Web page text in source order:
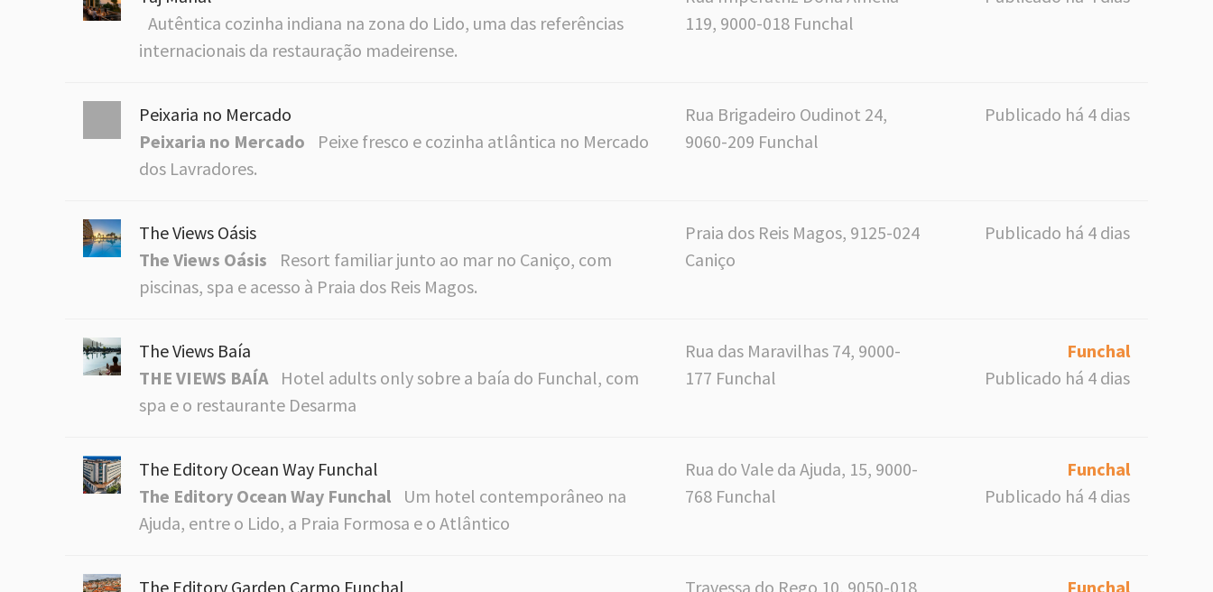
Autêntica cozinha indiana na zona do Lido, uma das referências
internacionais da restauração madeirense.
119, 9000-018 Funchal
Peixaria no Mercado
Peixaria no Mercado
Peixe fresco e cozinha atlântica no Mercado
dos Lavradores.
Rua Brigadeiro Oudinot 24,
9060-209 Funchal
Publicado há 4 dias
The Views Oásis
The Views Oásis
Resort familiar junto ao mar no Caniço, com
piscinas, spa e acesso à Praia dos Reis Magos.
Praia dos Reis Magos, 9125-024
Caniço
Publicado há 4 dias
The Views Baía
THE VIEWS BAÍA
Hotel adults only sobre a baía do Funchal, com
spa e o restaurante Desarma
Rua das Maravilhas 74, 9000-
177 Funchal
Funchal
Publicado há 4 dias
The Editory Ocean Way Funchal
The Editory Ocean Way Funchal
Um hotel contemporâneo na
Ajuda, entre o Lido, a Praia Formosa e o Atlântico
Rua do Vale da Ajuda, 15, 9000-
768 Funchal
Funchal
Publicado há 4 dias
The Editory Garden Carmo Funchal
Travessa do Rego 10, 9050-018
Funchal